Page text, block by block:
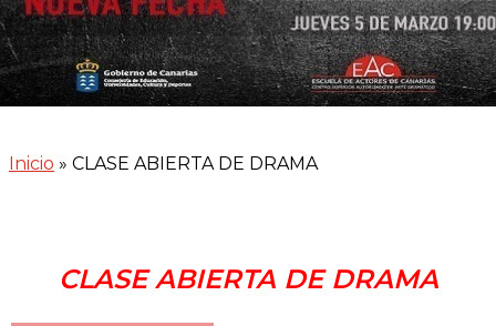
Inicio » CLASE ABIERTA DE DRAMA
CLASE ABIERTA DE DRAMA